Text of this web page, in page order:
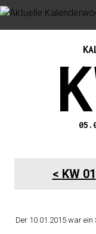
KW 01
Der 10.01.2015 war